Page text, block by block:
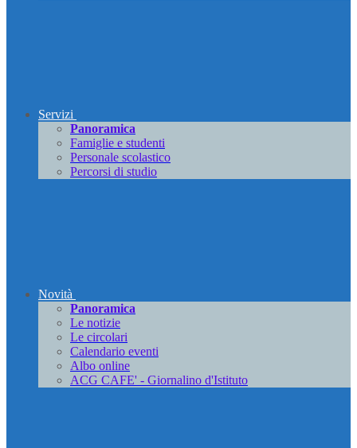
Servizi
Panoramica
Famiglie e studenti
Personale scolastico
Percorsi di studio
Novità
Panoramica
Le notizie
Le circolari
Calendario eventi
Albo online
ACG CAFE' - Giornalino d'Istituto